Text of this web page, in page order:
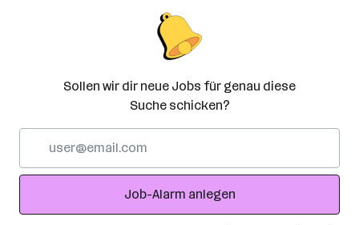
Sollen wir dir neue Jobs für genau diese
Suche schicken?
Adresse
Job-Alarm anlegen